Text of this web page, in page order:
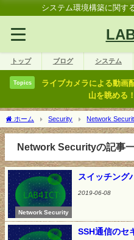
システム環境構築に関す
トップ ブログ システム
Topics
ライブカメラによる動画
山を眺める
ホーム Security Network
Network Securityの記事
Network Security
スイッチング
2019-06-08
SSH通信のセ